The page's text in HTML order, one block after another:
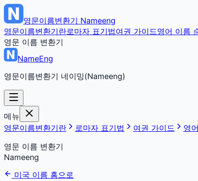
영문이름변환기 Nameeng
영문이름변환기란로마자 표기법여권 가이드영어 이름
영문 이름 변환기
NameEng
영문이름변환기 네이밍(Nameeng)
메뉴
영문이름변환기란
로마자 표기법 여권 가이드 영
영문 이름 변환기
Nameeng
미국 이름 홈으로